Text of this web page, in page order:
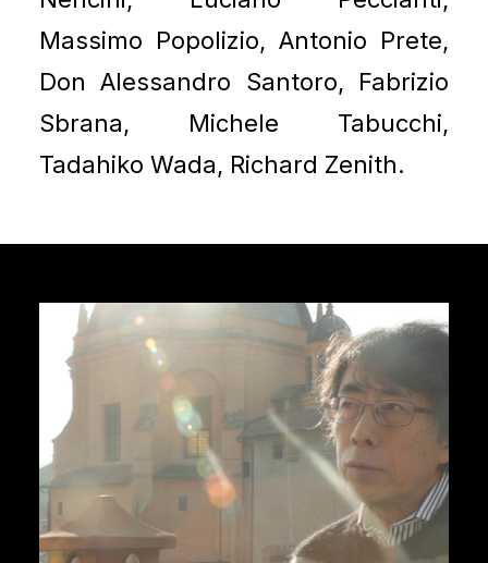
Massimo Popolizio, Antonio Prete,
Don Alessandro Santoro, Fabrizio
Sbrana, Michele Tabucchi,
Tadahiko Wada, Richard Zenith.